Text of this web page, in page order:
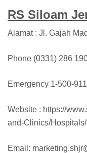
RS Siloam
Alamat : Jl. Gajah
Phone (0331) 286
Emergency 1-500-911
Website : https://
and-Clinics/
Email: